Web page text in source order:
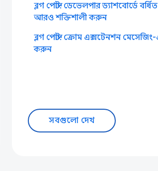
ব্লগ পোস্ট: ডেভেলপার ড্যাশবোর্ডে
আরও শক্তিশালী করুন
ব্লগ পোস্ট: ক্রোম এক্সটেনশন
করুন
সবগুলো দেখ